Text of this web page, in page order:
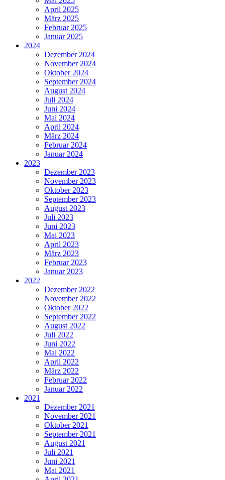
April 2025
März 2025
Februar 2025
Januar 2025
2024
Dezember 2024
November 2024
Oktober 2024
September 2024
August 2024
Juli 2024
Juni 2024
Mai 2024
April 2024
März 2024
Februar 2024
Januar 2024
2023
Dezember 2023
November 2023
Oktober 2023
September 2023
August 2023
Juli 2023
Juni 2023
Mai 2023
April 2023
März 2023
Februar 2023
Januar 2023
2022
Dezember 2022
November 2022
Oktober 2022
September 2022
August 2022
Juli 2022
Juni 2022
Mai 2022
April 2022
März 2022
Februar 2022
Januar 2022
2021
Dezember 2021
November 2021
Oktober 2021
September 2021
August 2021
Juli 2021
Juni 2021
Mai 2021